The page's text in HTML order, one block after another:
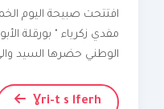
مفدي زكرياء " بورقلة
الوطني حضرها السيد
Ɣri-t s lferh